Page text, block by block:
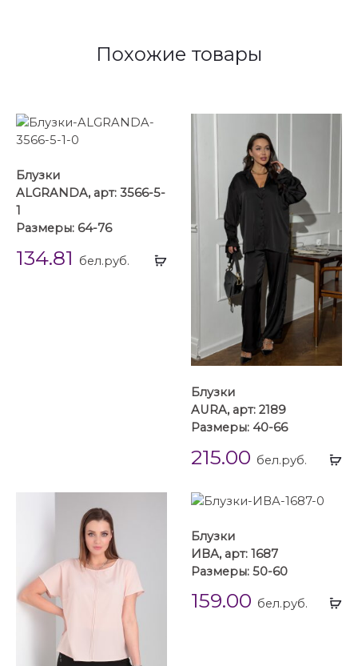
Похожие товары
Выбрать
Блузки
ALGRANDA, арт: 3566-5-
1
Размеры: 64-76
134.81 бел.руб.
Блузки
AURA, арт: 2189
Размеры: 40-66
215.00 бел.руб.
Блузки
ИВА, арт: 1687
Размеры: 50-60
159.00 бел.руб.